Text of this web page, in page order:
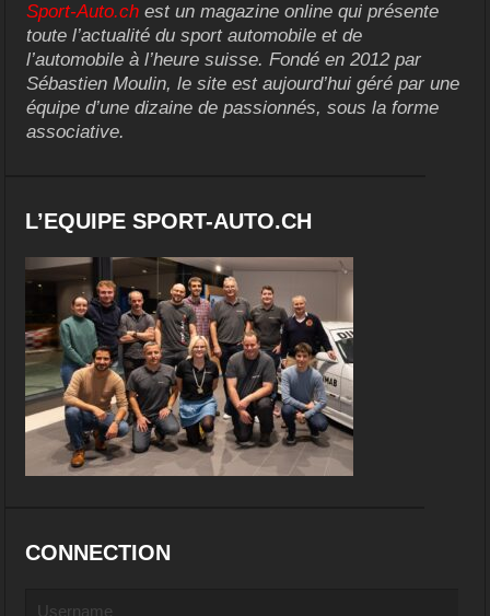
Sport-Auto.ch est un magazine online qui présente
toute l’actualité du sport automobile et de
l’automobile à l’heure suisse. Fondé en 2012 par
Sébastien Moulin, le site est aujourd’hui géré par une
équipe d’une dizaine de passionnés, sous la forme
associative.
L’EQUIPE SPORT-AUTO.CH
CONNECTION